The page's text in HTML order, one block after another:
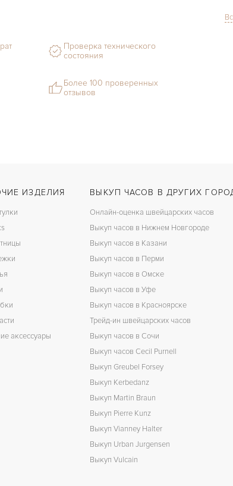
Проверка технического
состояния
Более 100 проверенных
отзывов
ИЗДЕЛИЯ
аксессуары
ВЫКУП ЧАСОВ В ДРУГИХ
Онлайн-оценка швейцарских часов
Выкуп часов в Нижнем Новгороде
Выкуп часов в Казани
Выкуп часов в Перми
Выкуп часов в Омске
Выкуп часов в Уфе
Выкуп часов в Красноярске
Трейд-ин швейцарских часов
Выкуп часов в Сочи
Выкуп часов Cecil Purnell
Выкуп Greubel Forsey
Выкуп Kerbedanz
Выкуп Martin Braun
Выкуп Pierre Kunz
Выкуп Vianney Halter
Выкуп Urban Jurgensen
Выкуп Vulcain